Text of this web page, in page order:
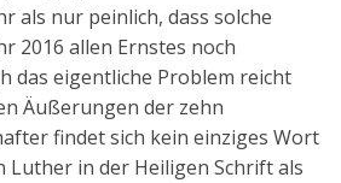
als nur peinlich, dass solche
2016 allen Ernstes noch
das eigentliche Problem reicht
Äußerungen der zehn
findet sich kein einziges Wort
Luther in der Heiligen Schrift als